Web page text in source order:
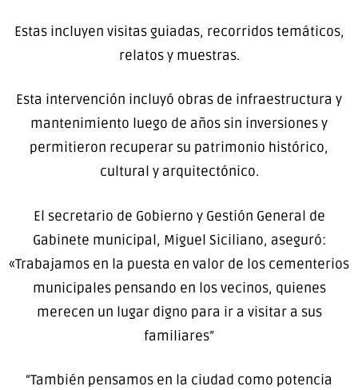
Estas incluyen visitas guiadas, recorridos temáticos,
relatos y muestras.
Esta intervención incluyó obras de infraestructura y
mantenimiento luego de años sin inversiones y
permitieron recuperar su patrimonio histórico,
cultural y arquitectónico.
El secretario de Gobierno y Gestión General de
Gabinete municipal, Miguel Siciliano, aseguró:
«Trabajamos en la puesta en valor de los cementerios
municipales pensando en los vecinos, quienes
merecen un lugar digno para ir a visitar a sus
familiares”
“También pensamos en la ciudad como potencia